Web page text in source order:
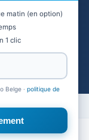
matin (en option)
1 clic
Belge · politique de